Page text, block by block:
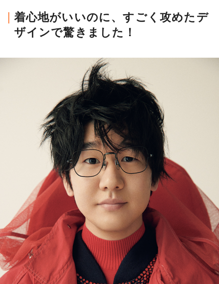
着心地がいいのに、すごく攻めたデ
ザインで驚きました！